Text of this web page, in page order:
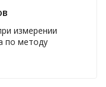
измерении
по методу